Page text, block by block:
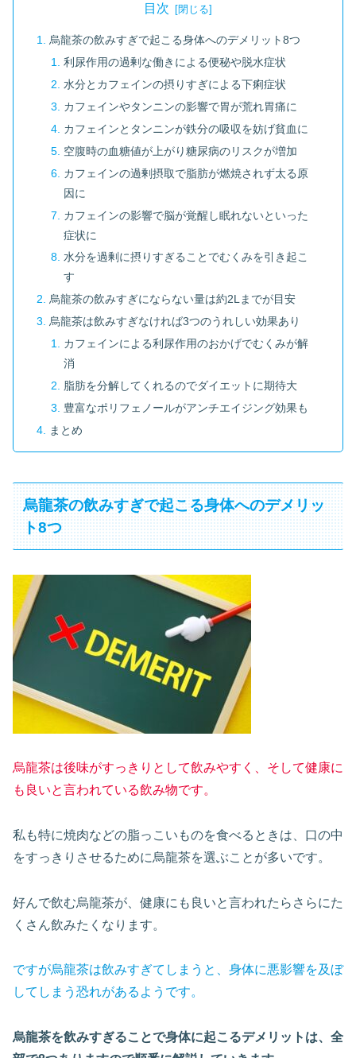
目次
烏龍茶の飲みすぎで起こる身体へのデメリット8つ
利尿作用の過剰な働きによる便秘や脱水症状
水分とカフェインの摂りすぎによる下痢症状
カフェインやタンニンの影響で胃が荒れ胃痛に
カフェインとタンニンが鉄分の吸収を妨げ貧血に
空腹時の血糖値が上がり糖尿病のリスクが増加
カフェインの過剰摂取で脂肪が燃焼されず太る原
因に
カフェインの影響で脳が覚醒し眠れないといった
症状に
水分を過剰に摂りすぎることでむくみを引き起こ
す
烏龍茶の飲みすぎにならない量は約2Lまでが目安
烏龍茶は飲みすぎなければ3つのうれしい効果あり
カフェインによる利尿作用のおかげでむくみが解
消
脂肪を分解してくれるのでダイエットに期待大
豊富なポリフェノールがアンチエイジング効果も
まとめ
烏龍茶の飲みすぎで起こる身体へのデメリッ
ト8つ
烏龍茶は後味がすっきりとして飲みやすく、そして健康に
も良いと言われている飲み物です。
私も特に焼肉などの脂っこいものを食べるときは、口の中
をすっきりさせるために烏龍茶を選ぶことが多いです。
好んで飲む烏龍茶が、健康にも良いと言われたらさらにた
くさん飲みたくなります。
ですが烏龍茶は飲みすぎてしまうと、身体に悪影響を及ぼ
してしまう恐れがあるようです。
烏龍茶を飲みすぎることで身体に起こるデメリットは、全